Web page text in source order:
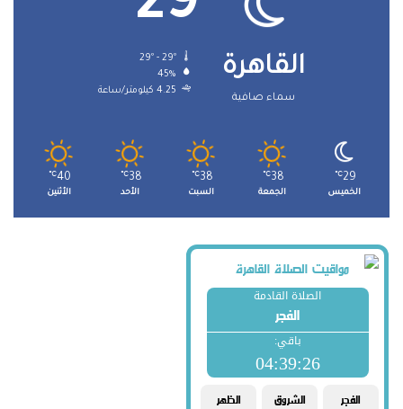
القاهرة
سماء صافية
45%
4.25 كيلومتر/ساعة
29
℃
الخميس
38
℃
الجمعة
38
℃
السبت
38
℃
الأحد
40
℃
الأثنين